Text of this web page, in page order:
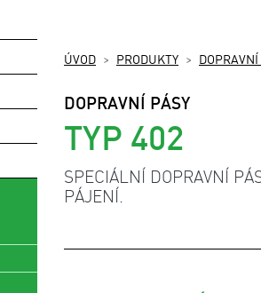
ÚVOD PRODUKTY DOPRAVNÍ
DOPRAVNÍ PÁSY
TYP 402
SPECIÁLNÍ DOPRAVNÍ
PÁJENÍ.